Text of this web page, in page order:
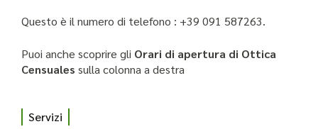
Questo è il numero di telefono : +39 091 587263.
Puoi anche scoprire gli Orari di apertura di Ottica
Censuales sulla colonna a destra
Servizi